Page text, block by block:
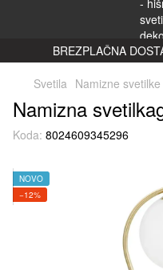
BREZPLAČNA
Svetila Namizne svetilke
Namizna
Koda: 8024609345296
NOVO
−12%